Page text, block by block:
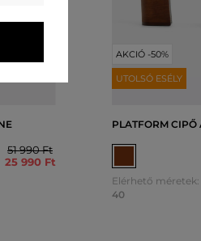
51 990 Ft
25 990 Ft
AKCIÓ -50%
UTOLSÓ ESÉLY
PLATFORM
Elérhető méretek:
40